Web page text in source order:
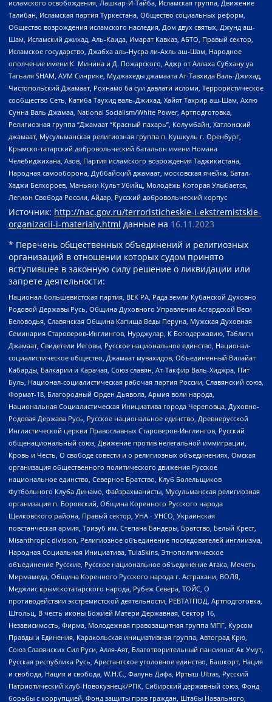
исламского освобождения, Лашкар-И-Тайба, Исламская группа, Движение
Талибан, Исламская партия Туркестана, Общество социальных реформ,
Общество возрождения исламского наследия, Дом двух святых, Джунд аш-
Шам, Исламский джихад, Аль-Каида, Имарат Кавказ, АБТО, Правый сектор,
Исламское государство, Джабха аль-Нусра ли-Ахль аш-Шам, Народное
ополчение имени К. Минина и Д. Пожарского, Аджр от Аллаха Субхану уа
Тагьаля SHAM, АУМ Синрике, Муджахеды джамаата Ат-Тавхида Валь-Джихад,
Чистопольский Джамаат, Рохнамо ба суи давлати исломи, Террористическое
сообщество Сеть, Катиба Таухид валь-Джихад, Хайят Тахрир аш-Шам, Ахлю
Сунна Валь Джамаа, National Socialism/White Power, Артподготовка,
Религиозная группа “Джамаат “Красный пахарь”, Колумбайн, Хатлонский
джамаат, Мусульманская религиозная группа п. Кушкуль г. Оренбург,
Крымско-татарский добровольческий батальон имени Номана
Челебиджихана, Азов, Партия исламского возрождения Таджикистана,
Народная самооборона, Дуббайский джамаат, московская ячейка, Батал-
Хаджи Белхороев, Маньяки Культ Убийц, Молодёжь Которая Улыбается,
Легион Свобода России, Айдар, Русский добровольческий корпус
Источник: http://nac.gov.ru/terroristicheskie-i-ekstremistskie-
organizacii-i-materialy.html данные на 16.11.2023
* Перечень общественных объединений и религиозных
организаций в отношении которых судом принято
вступившее в законную силу решение о ликвидации или
запрете деятельности:
Национал-большевистская партия, ВЕК РА, Рада земли Кубанской Духовно
Родовой Державы Русь, Община Духовного Управления Асгардской Веси
Беловодья, Славянская Община Капища Веды Перуна, Мужская Духовная
Семинария Староверов-Инглингов, Нурджулар, К Богодержавию, Таблиги
Джамаат, Свидетели Иеговы, Русское национальное единство, Национал-
социалистическое общество, Джамаат мувахидов, Объединенный Вилайат
Кабарды, Балкарии и Карачая, Союз славян, Ат-Такфир Валь-Хиджра, Пит
Буль, Национал-социалистическая рабочая партия России, Славянский союз,
Формат-18, Благородный Орден Дьявола, Армия воли народа,
Национальная Социалистическая Инициатива города Череповца, Духовно-
Родовая Держава Русь, Русское национальное единство, Древнерусской
Инглистической церкви Православных Староверов-Инглингов, Русский
общенациональный союз, Движение против нелегальной иммиграции,
Кровь и Честь, О свободе совести и о религиозных объединениях, Омская
организация общественного политического движения Русское
национальное единство, Северное Братство, Клуб Болельщиков
Футбольного Клуба Динамо, Файзрахманисты, Мусульманская религиозная
организация п. Боровский, Община Коренного Русского народа
Щелковского района, Правый сектор, УНА - УНСО, Украинская
повстанческая армия, Тризуб им. Степана Бандеры, Братство, Белый Крест,
Misanthropic division, Религиозное объединение последователей инглиизма,
Народная Социальная Инициатива, TulaSkins, Этнополитическое
объединение Русские, Русское национальное объединение Атака, Мечеть
Мирмамеда, Община Коренного Русского народа г. Астрахани, ВОЛЯ,
Меджлис крымскотатарского народа, Рубеж Севера, ТОЙС, О
противодействии экстремистской деятельности, РЕВТАТПОД, Артподготовка,
Штольц, В честь иконы Божией Матери Державная, Сектор 16,
Независимость, Фирма, Молодежная правозащитная группа МПГ, Курсом
Правды и Единения, Каракольская инициативная группа, Автоград Крю,
Союз Славянских Сил Руси, Алля-Аят, Благотворительный пансионат Ак Умут,
Русская республика Русь, Арестантское уголовное единство, Башкорт, Нация
и свобода, Нация и свобода, W.H.С., Фалунь Дафа, Иртыш Ultras, Русский
Патриотический клуб-Новокузнецк/РПК, Сибирский державный союз, Фонд
борьбы с коррупцией, Фонд защиты прав граждан, Штабы Навального,